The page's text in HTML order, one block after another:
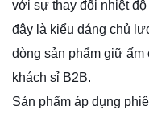
với sự thay đổi nhiệt
đây là kiểu dáng chủ
dòng sản phẩm giữ ấm
khách sỉ B2B.
Sản phẩm áp dụng